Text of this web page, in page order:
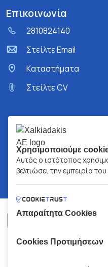
Επικοινωνία
2810824140
Στείλτε Email
Kαταστήματα
Στείλτε CV
Χρησιμοποιούμε
Αυτός ο ιστότοπος
βελτιώσει την εμπειρία
Απαραίτητα Cookies
Cookies Προτιμήσεων